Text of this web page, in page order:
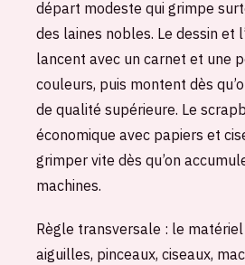
départ modeste qui grimpe
des laines nobles. Le dessin et
lancent avec un carnet et une
couleurs, puis montent dès
de qualité supérieure. Le
économique avec papiers et
grimper vite dès qu’on
machines.
Règle transversale : le
aiguilles, pinceaux, ciseaux,